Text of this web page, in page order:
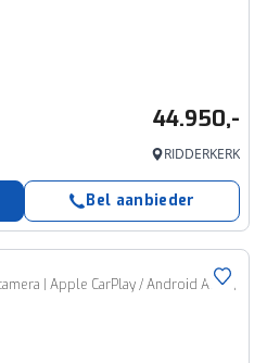
44.950,-
RIDDERKERK
Bel aanbieder
| Apple CarPlay / Android Auto |